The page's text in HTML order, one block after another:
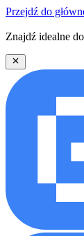
Przejdź do
Znajdź idealne